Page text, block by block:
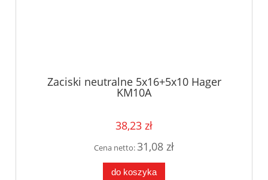
Zaciski neutralne 5x16+5x10 Hager
KM10A
38,23 zł
Cena netto:31,08 zł
do koszyka